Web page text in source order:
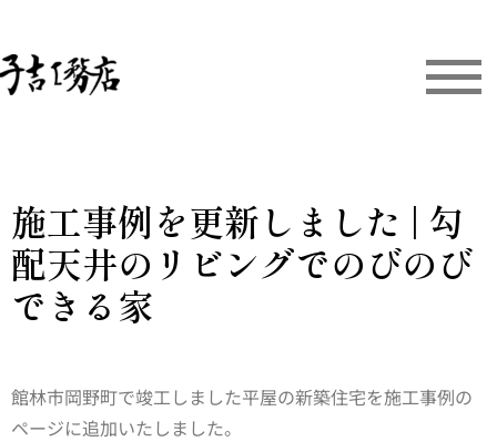
施工事例を更新しました | 勾
配天井のリビングでのびのび
できる家
館林市岡野町で竣工しました平屋の新築住宅を施工事例の
ページに追加いたしました。